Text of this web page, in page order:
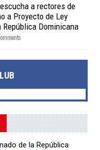
a rectores de
a Proyecto de Ley
Dominicana
de la República